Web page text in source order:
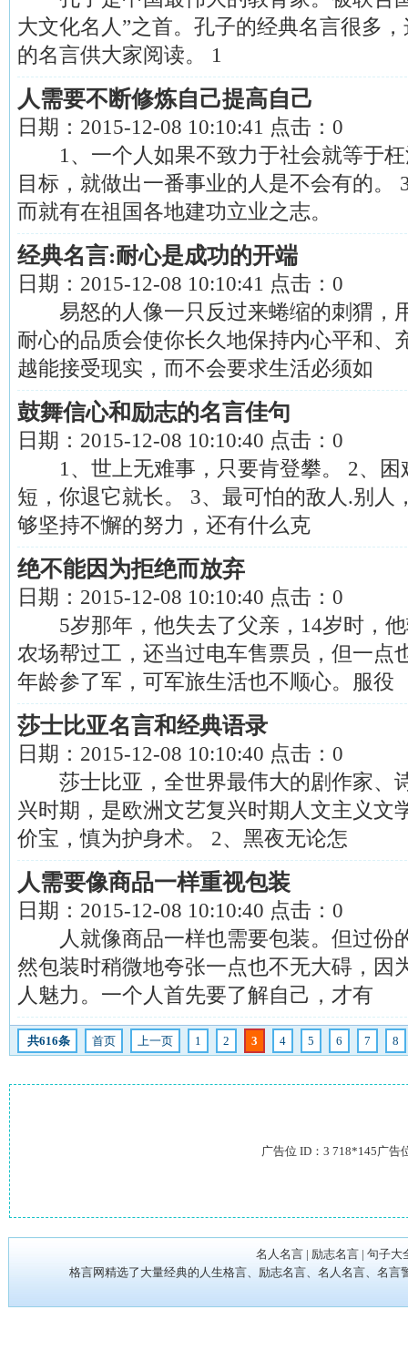
大文化名人”之首。孔子的经典名言很多
的名言供大家阅读。 1
人需要不断修炼自己提高自己
日期： 2015-12-08 10:10:41 点击： 0
1、一个人如果不致力于社会就等于枉
目标，就做出一番事业的人是不会有的。
而就有在祖国各地建功立业之志。
经典名言:耐心是成功的开端
日期： 2015-12-08 10:10:41 点击： 0
易怒的人像一只反过来蜷缩的刺猬，
耐心的品质会使你长久地保持内心平和、
越能接受现实，而不会要求生活必须如
鼓舞信心和励志的名言佳句
日期： 2015-12-08 10:10:40 点击： 0
1、世上无难事，只要肯登攀。 2、困
短，你退它就长。 3、最可怕的敌人.别人
够坚持不懈的努力，还有什么克
绝不能因为拒绝而放弃
日期： 2015-12-08 10:10:40 点击： 0
5岁那年，他失去了父亲，14岁时，他
农场帮过工，还当过电车售票员，但一点
年龄参了军，可军旅生活也不顺心。服役
莎士比亚名言和经典语录
日期： 2015-12-08 10:10:40 点击： 0
莎士比亚，全世界最伟大的剧作家、
兴时期，是欧洲文艺复兴时期人文主义文
价宝，慎为护身术。 2、黑夜无论怎
人需要像商品一样重视包装
日期： 2015-12-08 10:10:40 点击： 0
人就像商品一样也需要包装。但过份
然包装时稍微地夸张一点也不无大碍，因
人魅力。一个人首先要了解自己，才有
共616条 首页 上一页 1 2 3 4 5 6 7 8
广告位 ID：3 718*145广告
名人名言 | 励志名言 | 句子大
格言网精选了大量经典的人生格言、励志名言、名人名言、名